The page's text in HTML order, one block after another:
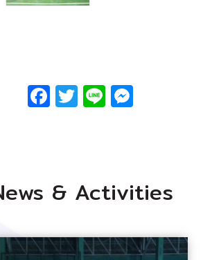
Facebook
Twitter
Line
& Activities